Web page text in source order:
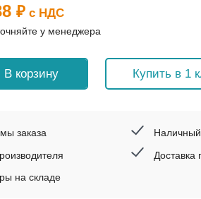
₽ с НДС
у менеджера
В корзину Купить в 1
заказа
на складе